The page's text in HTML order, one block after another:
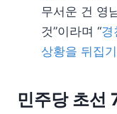
무서운 건 영
것”이라며 “경
상황을 뒤집
민주당 초선